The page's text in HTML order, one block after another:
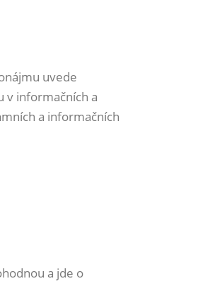
uvede
v informačních a
a informačních
a jde o